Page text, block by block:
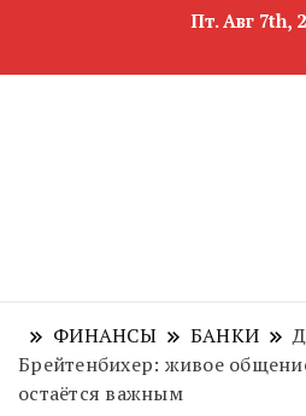
Пт. Авг 7th,
ФИНАНСЫ БАНКИ
Брейтенбихер: живое
остаётся важным